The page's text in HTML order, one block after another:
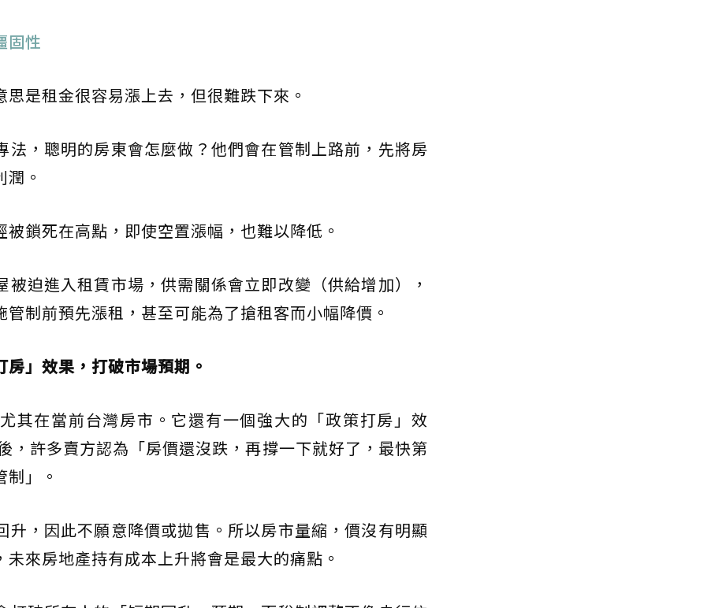
固性
是租金很容易漲上去，但很難跌下來。
法，聰明的房東會怎麼做？他們會在管制上路前，先將房
。
鎖死在高點，即使空置漲幅，也難以降低。
迫進入租賃市場，供需關係會立即改變（供給增加），
制前預先漲租，甚至可能為了搶租客而小幅降價。
房」效果，打破市場預期。
其在當前台灣房市。它還有一個強大的「政策打房」效
，許多賣方認為「房價還沒跌，再撐一下就好了，最快第
」。
升，因此不願意降價或拋售。所以房市量縮，價沒有明顯
來房地產持有成本上升將會是最大的痛點。